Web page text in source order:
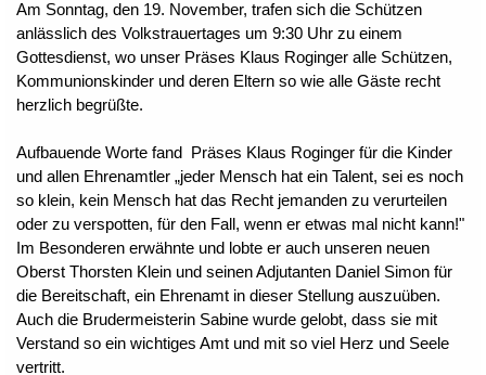
Am Sonntag, den 19. November, trafen sich die Schützen
anlässlich des Volkstrauertages um 9:30 Uhr zu einem
Gottesdienst, wo unser Präses Klaus Roginger alle Schützen,
Kommunionskinder und deren Eltern so wie alle Gäste recht
herzlich begrüßte.
Aufbauende Worte fand Präses Klaus Roginger für die Kinder
und allen Ehrenamtler „jeder Mensch hat ein Talent, sei es noch
so klein, kein Mensch hat das Recht jemanden zu verurteilen
oder zu verspotten, für den Fall, wenn er etwas mal nicht kann!"
Im Besonderen erwähnte und lobte er auch unseren neuen
Oberst Thorsten Klein und seinen Adjutanten Daniel Simon für
die Bereitschaft, ein Ehrenamt in dieser Stellung auszuüben.
Auch die Brudermeisterin Sabine wurde gelobt, dass sie mit
Verstand so ein wichtiges Amt und mit so viel Herz und Seele
vertritt.